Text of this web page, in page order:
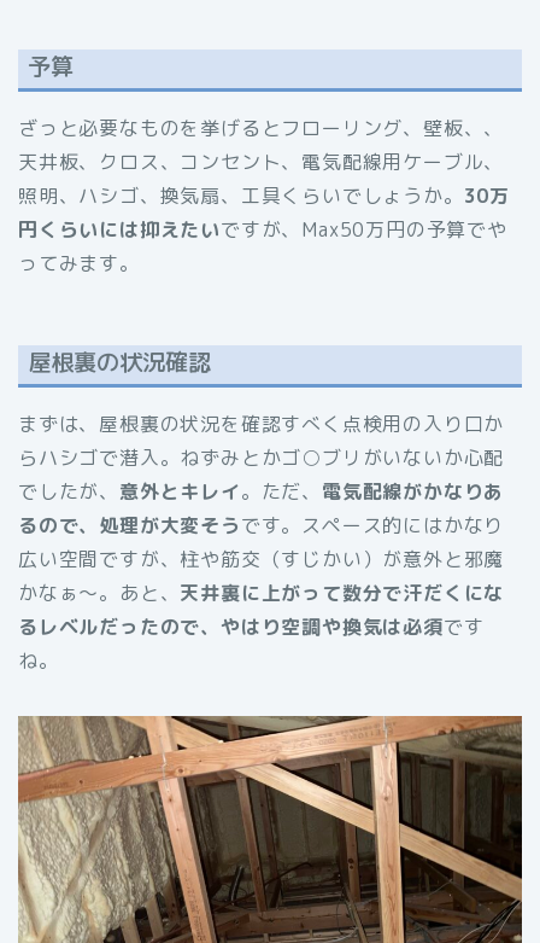
予算
ざっと必要なものを挙げるとフローリング、壁板、、
天井板、クロス、コンセント、電気配線用ケーブル、
照明、ハシゴ、換気扇、工具くらいでしょうか。 30万
円くらいには抑えたいですが、Max50万円の予算でや
ってみます。
屋根裏の状況確認
まずは、屋根裏の状況を確認すべく点検用の入り口か
らハシゴで潜入。ねずみとかゴ○ブリがいないか心配
でしたが、 意外とキレイ。ただ、 電気配線がかなりあ
るので、処理が大変そうです。スペース的にはかなり
広い空間ですが、柱や筋交（すじかい）が意外と邪魔
かなぁ〜。あと、 天井裏に上がって数分で汗だくにな
るレベルだったので、やはり空調や換気は必須です
ね。